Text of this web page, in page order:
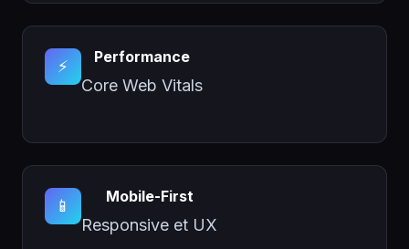
⚡ Performance
Core Web Vitals
📱 Mobile-First
Responsive et UX